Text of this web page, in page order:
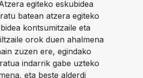
egiteko eskubidea
batean atzera egiteko
kontsumitzaile eta
orok duen ahalmena
zuzen ere, egindako
indarrik gabe uzteko
eta beste alderdi